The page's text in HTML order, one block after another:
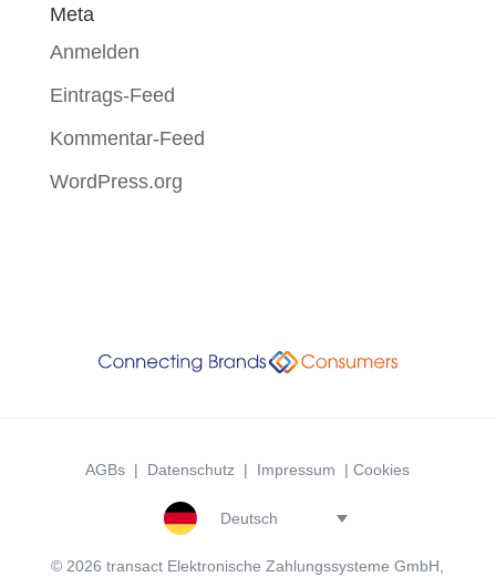
Meta
Anmelden
Eintrags-Feed
Kommentar-Feed
WordPress.org
AGBs | Datenschutz | Impressum |Cookies
Deutsch
© 2026 transact Elektronische Zahlungssysteme GmbH,